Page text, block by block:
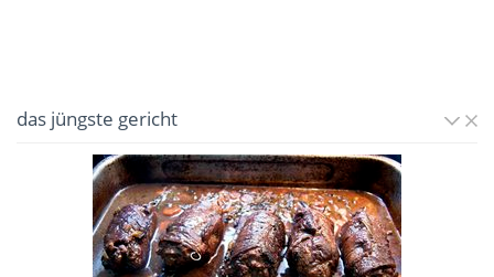
das jüngste gericht